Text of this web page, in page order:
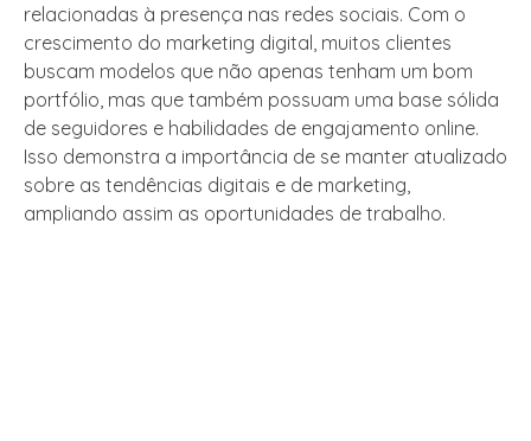
relacionadas à presença nas redes sociais. Com o
crescimento do marketing digital, muitos clientes
buscam modelos que não apenas tenham um bom
portfólio, mas que também possuam uma base sólida
de seguidores e habilidades de engajamento online.
Isso demonstra a importância de se manter atualizado
sobre as tendências digitais e de marketing,
ampliando assim as oportunidades de trabalho.